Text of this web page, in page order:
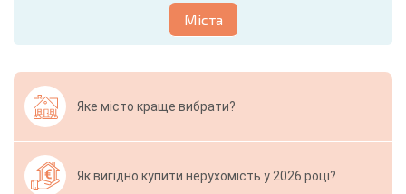
Міста
Яке місто краще вибрати?
Як вигідно купити нерухомість у 2026 році?